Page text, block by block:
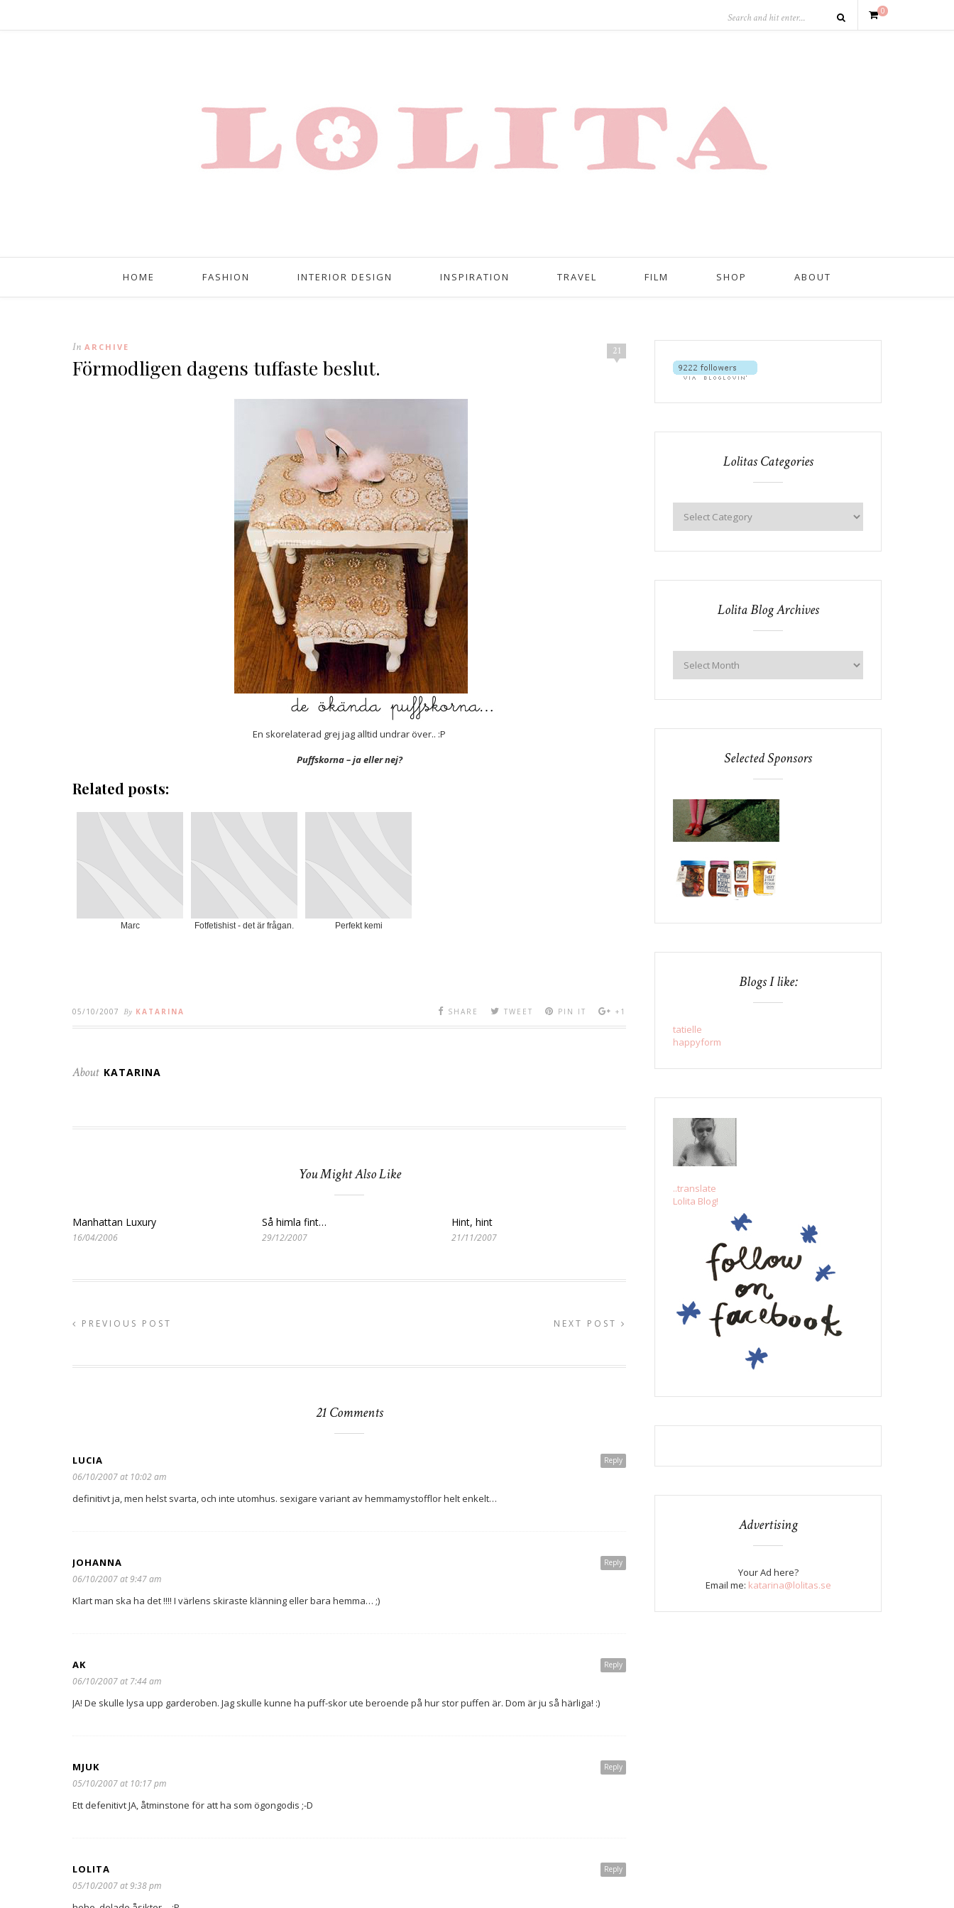
0
HOME FASHION INTERIOR DESIGN INSPIRATION TRAVEL FILM SHOP ABOUT
21
In ARCHIVE
Förmodligen dagens tuffaste beslut.
En skorelaterad grej jag alltid undrar över.. :P
Puffskorna – ja eller nej?
Related posts:
Marc Fotfetishist - det är frågan. Perfekt kemi
05/10/2007 By KATARINA SHARE TWEET PIN IT +1
About KATARINA
You Might Also Like
Manhattan Luxury
16/04/2006
Så himla fint…
29/12/2007
Hint, hint
21/11/2007
PREVIOUS POST NEXT POST
21 Comments
Reply
LUCIA
06/10/2007 at 10:02 am
definitivt ja, men helst svarta, och inte utomhus. sexigare variant av hemmamystofflor helt enkelt…
Reply
JOHANNA
06/10/2007 at 9:47 am
Klart man ska ha det !!!! I värlens skiraste klänning eller bara hemma… ;)
Reply
AK
06/10/2007 at 7:44 am
JA! De skulle lysa upp garderoben. Jag skulle kunne ha puff-skor ute beroende på hur stor puffen är. Dom är ju så härliga! :)
Reply
MJUK
05/10/2007 at 10:17 pm
Ett defenitivt JA, åtminstone för att ha som ögongodis ;-D
Reply
LOLITA
05/10/2007 at 9:38 pm
Lolitas Categories
Lolita Blog Archives
Selected Sponsors
Blogs I like:
tatielle
happyform
..translate
Lolita Blog!
Advertising
Your Ad here?
Email me: katarina@lolitas.se